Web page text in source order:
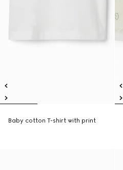
Baby cotton T-shirt with print